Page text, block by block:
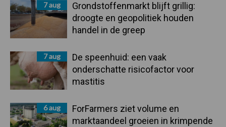
7 aug
Grondstoffenmarkt blijft grillig:
droogte en geopolitiek houden
handel in de greep
7 aug
De speenhuid: een vaak
onderschatte risicofactor voor
mastitis
6 aug
ForFarmers ziet volume en
marktaandeel groeien in krimpende